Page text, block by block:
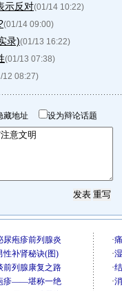
示反对(01/14 10:22)
(01/14 09:00)
录)(01/13 16:22)
(01/13 07:38)
12 08:27)
藏地址 设为辩论话题